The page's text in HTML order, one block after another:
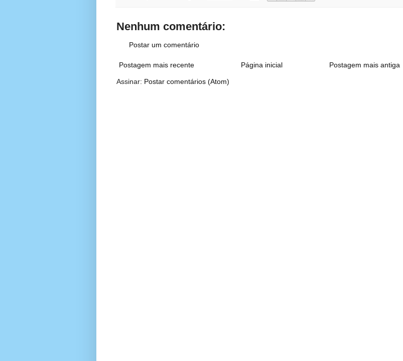
Nenhum comentário:
Postar um comentário
Postagem mais recente Postagem mais antiga
Página inicial
Assinar: Postar comentários (Atom)